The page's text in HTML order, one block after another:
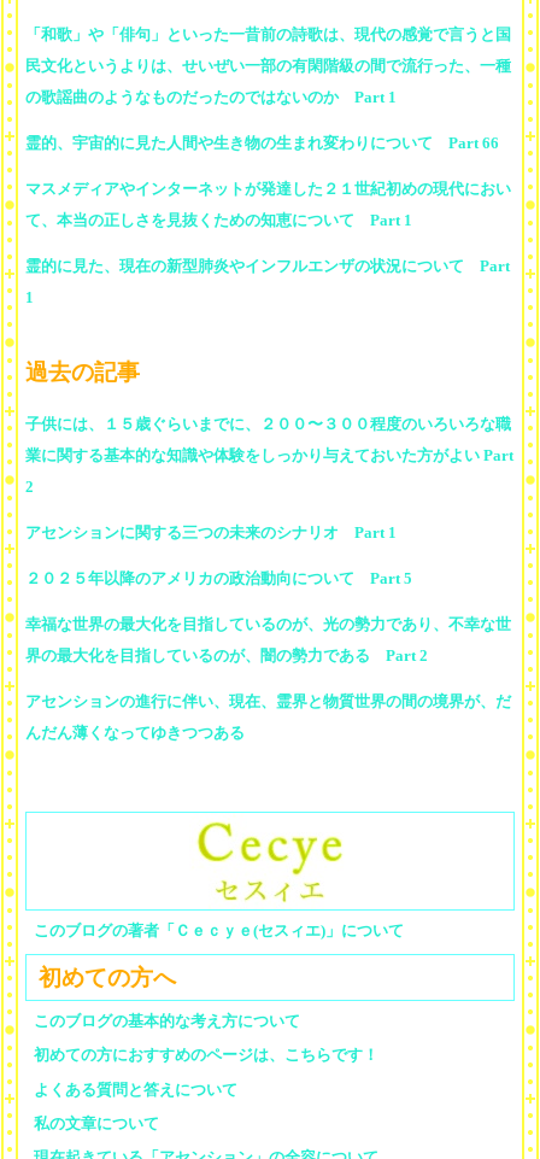
「和歌」や「俳句」といった一昔前の詩歌は、現代の感覚で言うと国
民文化というよりは、せいぜい一部の有閑階級の間で流行った、一種
の歌謡曲のようなものだったのではないのか Part 1
霊的、宇宙的に見た人間や生き物の生まれ変わりについて Part 66
マスメディアやインターネットが発達した２１世紀初めの現代におい
て、本当の正しさを見抜くための知恵について Part 1
霊的に見た、現在の新型肺炎やインフルエンザの状況について Part
1
過去の記事
子供には、１５歳ぐらいまでに、２００〜３００程度のいろいろな職
業に関する基本的な知識や体験をしっかり与えておいた方がよい Part
2
アセンションに関する三つの未来のシナリオ Part 1
２０２５年以降のアメリカの政治動向について Part 5
幸福な世界の最大化を目指しているのが、光の勢力であり、不幸な世
界の最大化を目指しているのが、闇の勢力である Part 2
アセンションの進行に伴い、現在、霊界と物質世界の間の境界が、だ
んだん薄くなってゆきつつある
このブログの著者「Ｃｅｃｙｅ(セスィエ)」について
初めての方へ
このブログの基本的な考え方について
初めての方におすすめのページは、こちらです！
よくある質問と答えについて
私の文章について